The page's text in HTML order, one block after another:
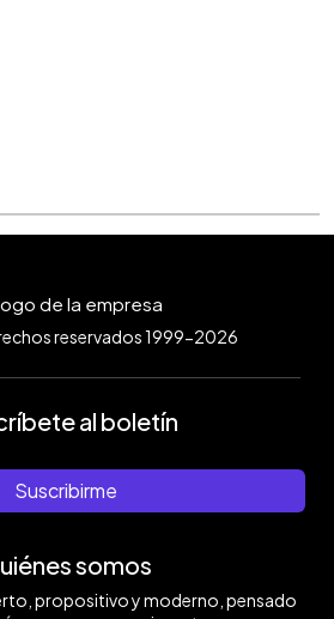
reservados 1999-2026
al boletín
Suscribirme
somos
propositivo y moderno, pensado